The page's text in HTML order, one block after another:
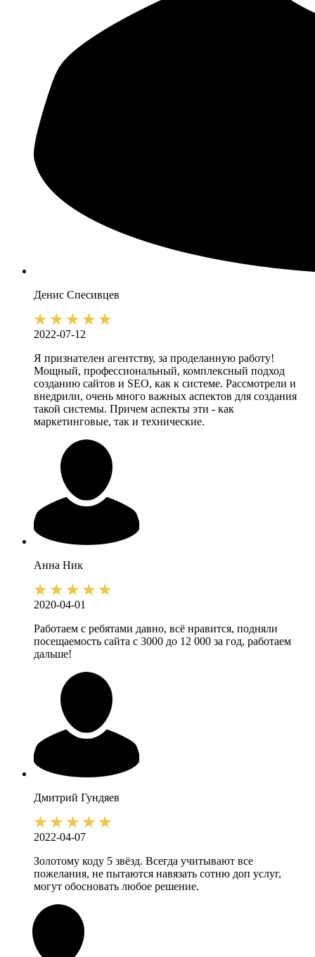
Денис Спесивцев
2022-07-12
Я признателен агентству, за проделанную работу!
Мощный, профессиональный, комплексный подход
созданию сайтов и SEO, как к системе. Рассмотрели и
внедрили, очень много важных аспектов для создания
такой системы. Причем аспекты эти - как
маркетинговые, так и технические.
Анна Ник
2020-04-01
Работаем с ребятами давно, всё нравится, подняли
посещаемость сайта с 3000 до 12 000 за год, работаем
дальше!
Дмитрий Гундяев
2022-04-07
Золотому коду 5 звёзд. Всегда учитывают все
пожелания, не пытаются навязать сотню доп услуг,
могут обосновать любое решение.